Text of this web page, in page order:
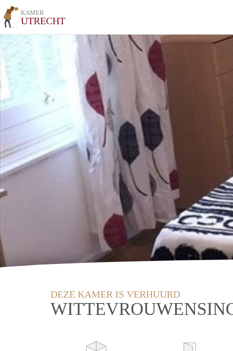
KAMER
UTRECHT
DEZE KAMER IS VERHUURD